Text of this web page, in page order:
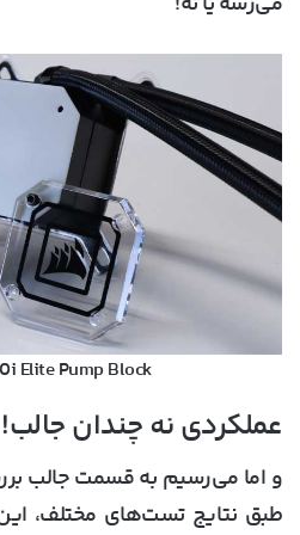
Elite Pump Block
عملکردی نه چندان جالب!
طبق نتایج تست‌های مختلف،